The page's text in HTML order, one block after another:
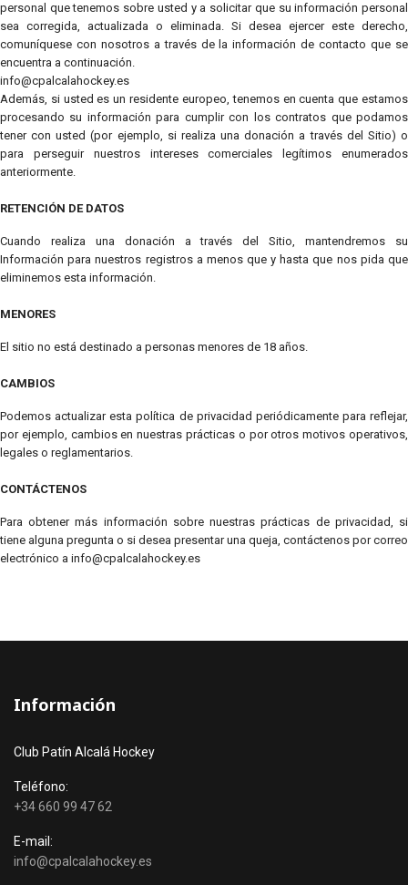
personal que tenemos sobre usted y a solicitar que su información personal
sea corregida, actualizada o eliminada. Si desea ejercer este derecho,
comuníquese con nosotros a través de la información de contacto que se
encuentra a continuación.
info@cpalcalahockey.es
Además, si usted es un residente europeo, tenemos en cuenta que estamos
procesando su información para cumplir con los contratos que podamos
tener con usted (por ejemplo, si realiza una donación a través del Sitio) o
para perseguir nuestros intereses comerciales legítimos enumerados
anteriormente.
RETENCIÓN DE DATOS
Cuando realiza una donación a través del Sitio, mantendremos su
Información para nuestros registros a menos que y hasta que nos pida que
eliminemos esta información.
MENORES
El sitio no está destinado a personas menores de 18 años.
CAMBIOS
Podemos actualizar esta política de privacidad periódicamente para reflejar,
por ejemplo, cambios en nuestras prácticas o por otros motivos operativos,
legales o reglamentarios.
CONTÁCTENOS
Para obtener más información sobre nuestras prácticas de privacidad, si
tiene alguna pregunta o si desea presentar una queja, contáctenos por correo
electrónico a info@cpalcalahockey.es
Información
Club Patín Alcalá Hockey
Teléfono:
+34 660 99 47 62
E-mail:
info@cpalcalahockey.es